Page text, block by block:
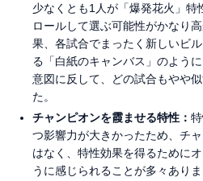
少なくとも1人が「爆発花火」特
ロールして選ぶ可能性がかなり
果、各試合でまったく新しいビ
る「白紙のキャンバス」のよう
意図に反して、どの試合もやや
た。
チャンピオンを霞ませる特性：
つ影響力が大きかったため、チ
はなく、特性効果を得るために
うに感じられることが多々あり